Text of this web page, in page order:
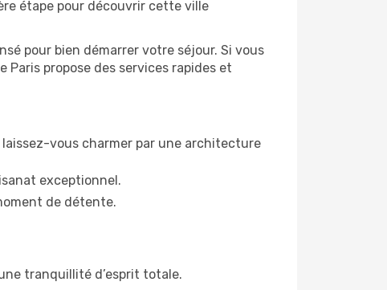
étape pour découvrir cette ville
pour bien démarrer votre séjour. Si vous
Paris propose des services rapides et
vous charmer par une architecture
exceptionnel.
de détente.
tranquillité d’esprit totale.